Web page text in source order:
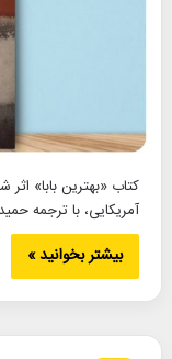
کتاب «بهترین بابا»
آمریکایی، با ترجمه
بیشتر بخوانید »